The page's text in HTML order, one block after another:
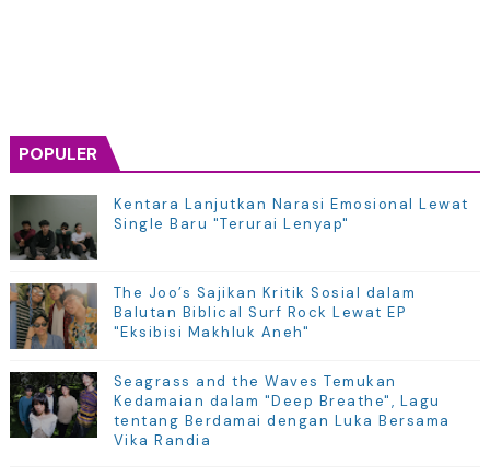
POPULER
Kentara Lanjutkan Narasi Emosional Lewat
Single Baru "Terurai Lenyap"
The Joo’s Sajikan Kritik Sosial dalam
Balutan Biblical Surf Rock Lewat EP
"Eksibisi Makhluk Aneh"
Seagrass and the Waves Temukan
Kedamaian dalam "Deep Breathe", Lagu
tentang Berdamai dengan Luka Bersama
Vika Randia